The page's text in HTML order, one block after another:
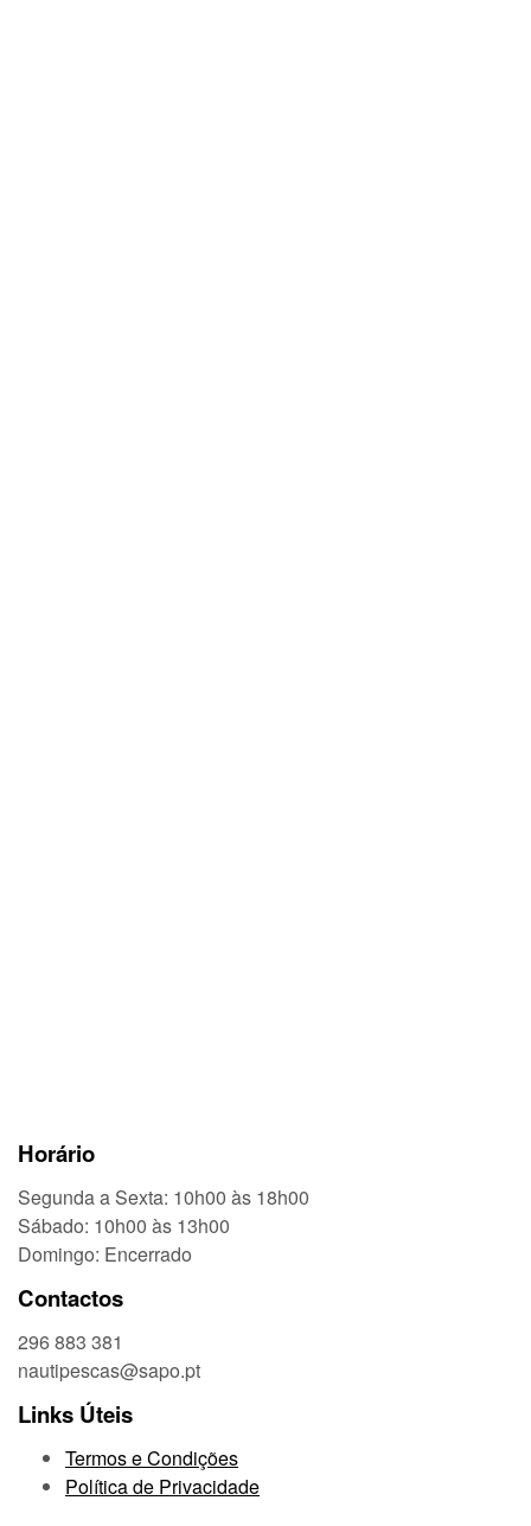
Horário
Segunda a Sexta: 10h00 às 18h00
Sábado: 10h00 às 13h00
Domingo: Encerrado
Contactos
296 883 381
nautipescas@sapo.pt
Links Úteis
Termos e Condições
Política de Privacidade